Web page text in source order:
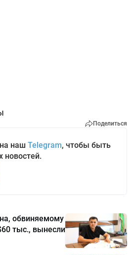
Поделиться
наш Telegram, чтобы быть
новостей.
обвиняемому
тыс., вынесли